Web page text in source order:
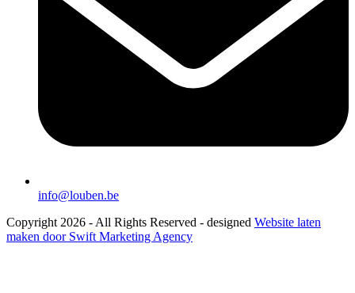
info@louben.be
Copyright 2026 - All Rights Reserved - designed Website laten
maken door Swift Marketing Agency